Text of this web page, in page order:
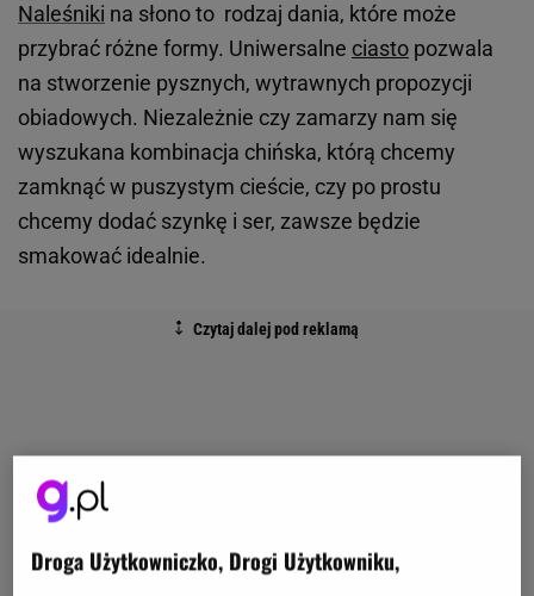
Naleśniki na słono to rodzaj dania, które może
przybrać różne formy. Uniwersalne ciasto pozwala
na stworzenie pysznych, wytrawnych propozycji
obiadowych. Niezależnie czy zamarzy nam się
wyszukana kombinacja chińska, którą chcemy
zamknąć w puszystym cieście, czy po prostu
chcemy dodać szynkę i ser, zawsze będzie
smakować idealnie.
Droga Użytkowniczko, Drogi Użytkowniku,